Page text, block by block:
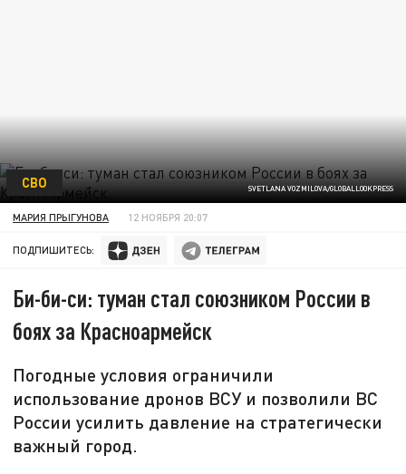
SVETLANA VOZMILOVA/GLOBALLOOKPRESS
СВО
МАРИЯ ПРЫГУНОВА 12 НОЯБРЯ 20:07
ПОДПИШИТЕСЬ:
Би-би-си: туман стал союзником России в
боях за Красноармейск
Погодные условия ограничили
использование дронов ВСУ и позволили ВС
России усилить давление на стратегически
важный город.